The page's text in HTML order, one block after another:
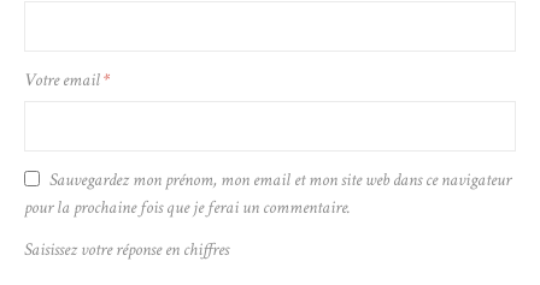
Votre email*
Sauvegardez mon prénom, mon email et mon site web dans ce navigateur
pour la prochaine fois que je ferai un commentaire.
Saisissez votre réponse en chiffres